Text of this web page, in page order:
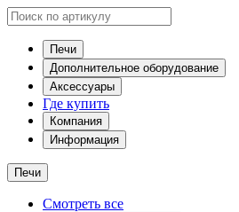
Печи
Дополнительное оборудование
Аксессуары
Где купить
Компания
Информация
Печи
Смотреть все